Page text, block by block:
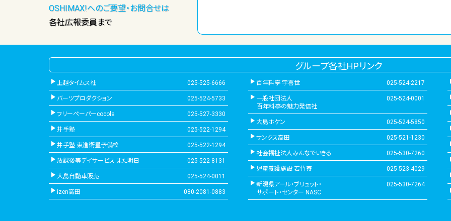
OSHIMAX!へのご要望・お問合せは
各社広報委員まで
グループ各社HPリンク
上越タイムス社 025-525-6666
バーツプロダクション 025-524-5733
フリーペーパーcocola 025-527-3330
井手塾 025-522-1294
井手塾 東進衛星予備校 025-522-1294
放課後等デイサービス また明日 025-522-8131
大島自動車販売 025-524-0011
izen高田 080-2081-0883
百年料亭 宇喜世 025-524-2217
一般社団法人
百年料亭の魅力発信社
025-524-0001
大島ホケン 025-524-5850
サンクス高田 025-521-1230
社会福祉法人みんなでいきる 025-530-7260
児童養護施設 若竹寮 025-523-4029
新潟県アール・ブリュット・
サポート・センター NASC
025-530-7264